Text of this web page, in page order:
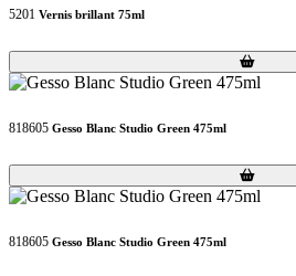
5201 Vernis brillant 75ml
Loading...
Loading...
818605 Gesso Blanc Studio Green 475ml
Loading...
Loading...
818605 Gesso Blanc Studio Green 475ml